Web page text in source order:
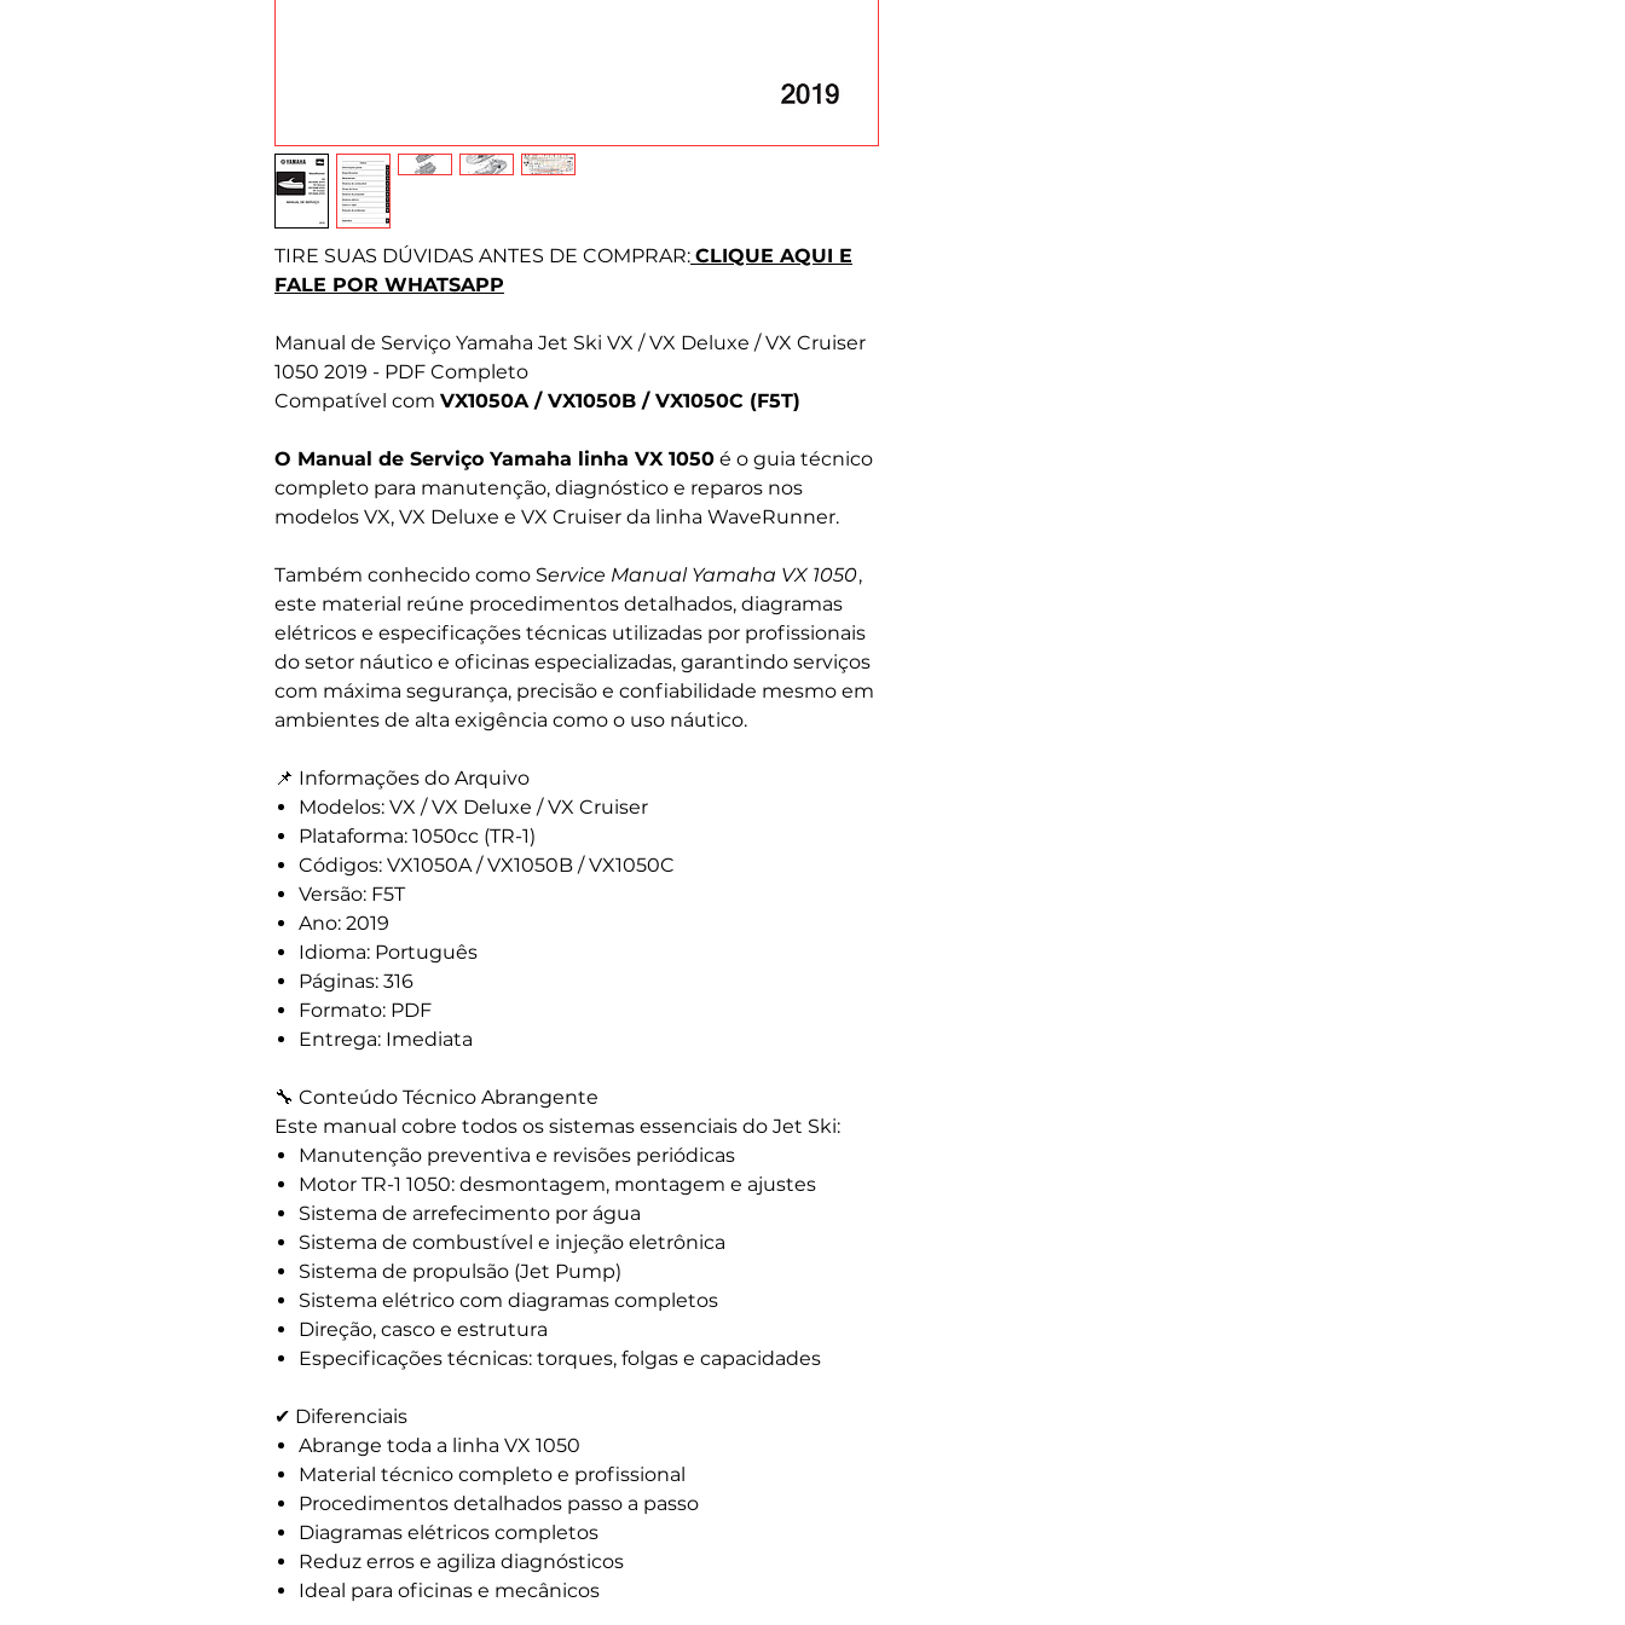
TIRE SUAS DÚVIDAS ANTES DE COMPRAR: CLIQUE AQUI E
FALE POR WHATSAPP
Manual de Serviço Yamaha Jet Ski VX / VX Deluxe / VX Cruiser
1050 2019 - PDF Completo
Compatível com VX1050A / VX1050B / VX1050C (F5T)
O Manual de Serviço Yamaha linha VX 1050 é o guia técnico
completo para manutenção, diagnóstico e reparos nos
modelos VX, VX Deluxe e VX Cruiser da linha WaveRunner.
Também conhecido como Service Manual Yamaha VX 1050,
este material reúne procedimentos detalhados, diagramas
elétricos e especificações técnicas utilizadas por profissionais
do setor náutico e oficinas especializadas, garantindo serviços
com máxima segurança, precisão e confiabilidade mesmo em
ambientes de alta exigência como o uso náutico.
📌 Informações do Arquivo
Modelos: VX / VX Deluxe / VX Cruiser
Plataforma: 1050cc (TR-1)
Códigos: VX1050A / VX1050B / VX1050C
Versão: F5T
Ano: 2019
Idioma: Português
Páginas: 316
Formato: PDF
Entrega: Imediata
🔧 Conteúdo Técnico Abrangente
Este manual cobre todos os sistemas essenciais do Jet Ski:
Manutenção preventiva e revisões periódicas
Motor TR-1 1050: desmontagem, montagem e ajustes
Sistema de arrefecimento por água
Sistema de combustível e injeção eletrônica
Sistema de propulsão (Jet Pump)
Sistema elétrico com diagramas completos
Direção, casco e estrutura
Especificações técnicas: torques, folgas e capacidades
✔ Diferenciais
Abrange toda a linha VX 1050
Material técnico completo e profissional
Procedimentos detalhados passo a passo
Diagramas elétricos completos
Reduz erros e agiliza diagnósticos
Ideal para oficinas e mecânicos